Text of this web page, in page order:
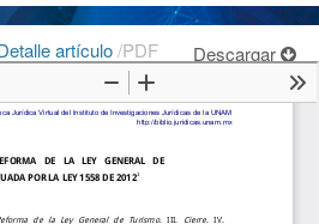
artículo/PDF Descargar